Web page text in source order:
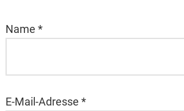
Name *
E-Mail-Adresse *